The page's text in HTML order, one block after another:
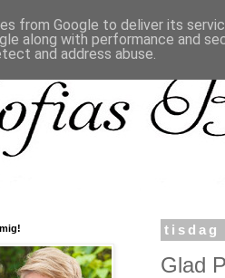
tisdag
Glad
from Google to deliver its
along with performance and
and address abuse.